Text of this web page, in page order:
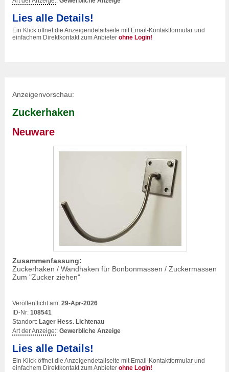
Lies alle Details!
Ein Klick öffnet die Anzeigendetailseite mit Email-Kontaktformular und
einfachem Direktkontakt zum Anbieter ohne Login!
Anzeigenvorschau:
Zuckerhaken
Neuware
Zusammenfassung:
Zuckerhaken / Wandhaken für Bonbonmassen / Zuckermassen
Zum "Zucker ziehen"
Veröffentlicht am: 29-Apr-2026
ID-Nr: 108541
Standort: Lager Hess. Lichtenau
Art der Anzeige:: Gewerbliche Anzeige
Lies alle Details!
Ein Klick öffnet die Anzeigendetailseite mit Email-Kontaktformular und
einfachem Direktkontakt zum Anbieter ohne Login!